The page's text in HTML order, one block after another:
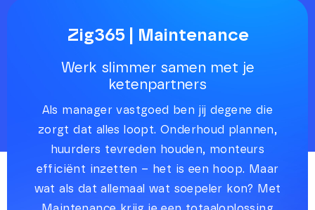
Zig365 | DemoZig365 | Maintenance
Werk slimmer samen met je
ketenpartners
Als manager vastgoed ben jij degene die
zorgt dat alles loopt. Onderhoud plannen,
huurders tevreden houden, monteurs
efficiënt inzetten – het is een hoop. Maar
wat als dat allemaal wat soepeler kon? Met